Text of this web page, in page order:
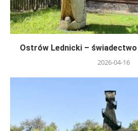
Ostrów Lednicki –
2026-04-16